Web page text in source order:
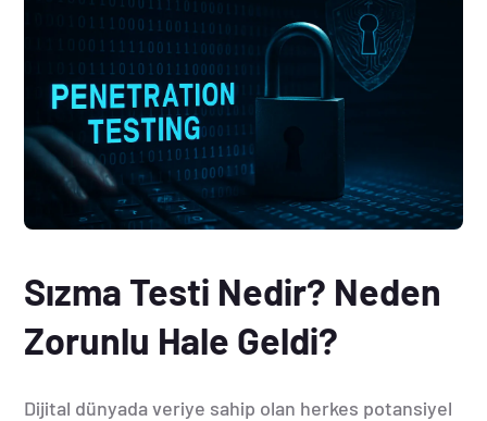
Sızma Testi Nedir? Neden
Zorunlu Hale Geldi?
Dijital dünyada veriye sahip olan herkes potansiyel